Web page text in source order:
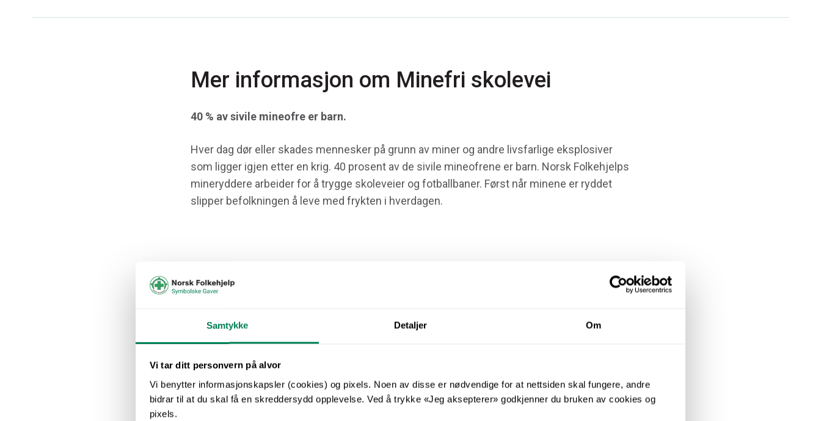
Samtykke Detaljer Om
Vi tar ditt personvern på alvor
Vi benytter informasjonskapsler (cookies) og pixels. Noen av disse er nødvendige for at nettsiden skal fungere, andre
bidrar til at du skal få en skreddersydd opplevelse. Ved å trykke «Jeg aksepterer» godkjenner du bruken av cookies og
pixels.
Mer informasjon om Minefri skolevei
40 % av sivile mineofre er barn.
Hver dag dør eller skades mennesker på grunn av miner og andre livsfarlige eksplosiver
som ligger igjen etter en krig. 40 prosent av de sivile mineofrene er barn. Norsk Folkehjelps
mineryddere arbeider for å trygge skoleveier og fotballbaner. Først når minene er ryddet
slipper befolkningen å leve med frykten i hverdagen.
harmoni. Men, det forandres brått når man får høre historiene herfra. Fortellinger om
«Jeg var redd før, og det var ofte jeg ikke turte å gå ut»